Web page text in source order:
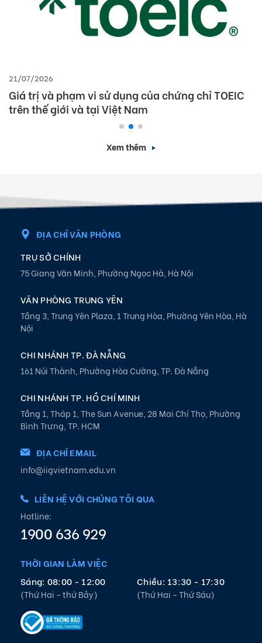
21/07/2026
Giá trị và phạm vi sử dụng của chứng chỉ TOEIC
trên thế giới và tại Việt Nam
Xem thêm
ĐỊA CHỈ VĂN PHÒNG
TRỤ SỞ CHÍNH
75 Giang Văn Minh, Phường Ngọc Hà, Hà Nội
VĂN PHÒNG TRUNG YÊN
Tầng 3, Trung Yên Plaza, 1 Trung Hòa, Phường Yên Hòa, Hà
Nội
CHI NHÁNH TP. ĐÀ NẴNG
161 Núi Thành, Phường Hòa Cường, TP. Đà Nẵng
CHI NHÁNH TP. HỒ CHÍ MINH
Tầng 1, Tháp 1, The Sun Avenue, 28 Mai Chí Thọ, Phường
Bình Trưng, TP. HCM
ĐỊA CHỈ EMAIL
info@iigvietnam.edu.vn
LIÊN HỆ VỚI CHÚNG TÔI QUA
Hotline:
1900 636 929
THỜI GIAN LÀM VIỆC
Sáng: 08:00 - 12:00
(Thứ Hai - thứ Bảy)
Chiều: 13:30 - 17:30
(Thứ Hai - Thứ Sáu)